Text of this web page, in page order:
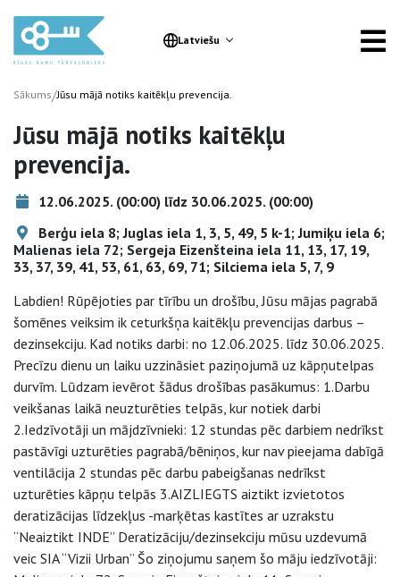
Latviešu
Sākums/Jūsu mājā notiks kaitēkļu prevencija.
Jūsu mājā notiks kaitēkļu
prevencija.
12.06.2025. (00:00) līdz 30.06.2025. (00:00)
Berģu iela 8; Juglas iela 1, 3, 5, 49, 5 k-1; Jumiķu iela 6;
Malienas iela 72; Sergeja Eizenšteina iela 11, 13, 17, 19,
33, 37, 39, 41, 53, 61, 63, 69, 71; Silciema iela 5, 7, 9
Labdien! Rūpējoties par tīrību un drošību, Jūsu mājas pagrabā
šomēnes veiksim ik ceturkšņa kaitēkļu prevencijas darbus –
dezinsekciju. Kad notiks darbi: no 12.06.2025. līdz 30.06.2025.
Precīzu dienu un laiku uzzināsiet paziņojumā uz kāpņutelpas
durvīm. Lūdzam ievērot šādus drošības pasākumus: 1.Darbu
veikšanas laikā neuzturēties telpās, kur notiek darbi
2.Iedzīvotāji un mājdzīvnieki: 12 stundas pēc darbiem nedrīkst
pastāvīgi uzturēties pagrabā/bēniņos, kur nav pieejama dabīgā
ventilācija 2 stundas pēc darbu pabeigšanas nedrīkst
uzturēties kāpņu telpās 3.AIZLIEGTS aiztikt izvietotos
deratizācijas līdzekļus -marķētas kastītes ar uzrakstu
“Neaiztikt INDE” Deratizāciju/dezinsekciju mūsu uzdevumā
veic SIA “Vizii Urban” Šo ziņojumu saņem šo māju iedzīvotāji: